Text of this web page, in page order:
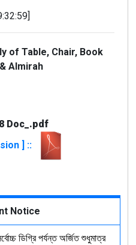
of Table, Chair, Book
Almirah
Doc_.pdf
] ::
Notice
ডিগ্রি পর্যন্ত অর্জিত শুধুমাত্র